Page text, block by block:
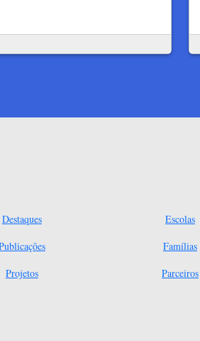
Destaques
Projetos
Escolas
Famílias
Parceiros